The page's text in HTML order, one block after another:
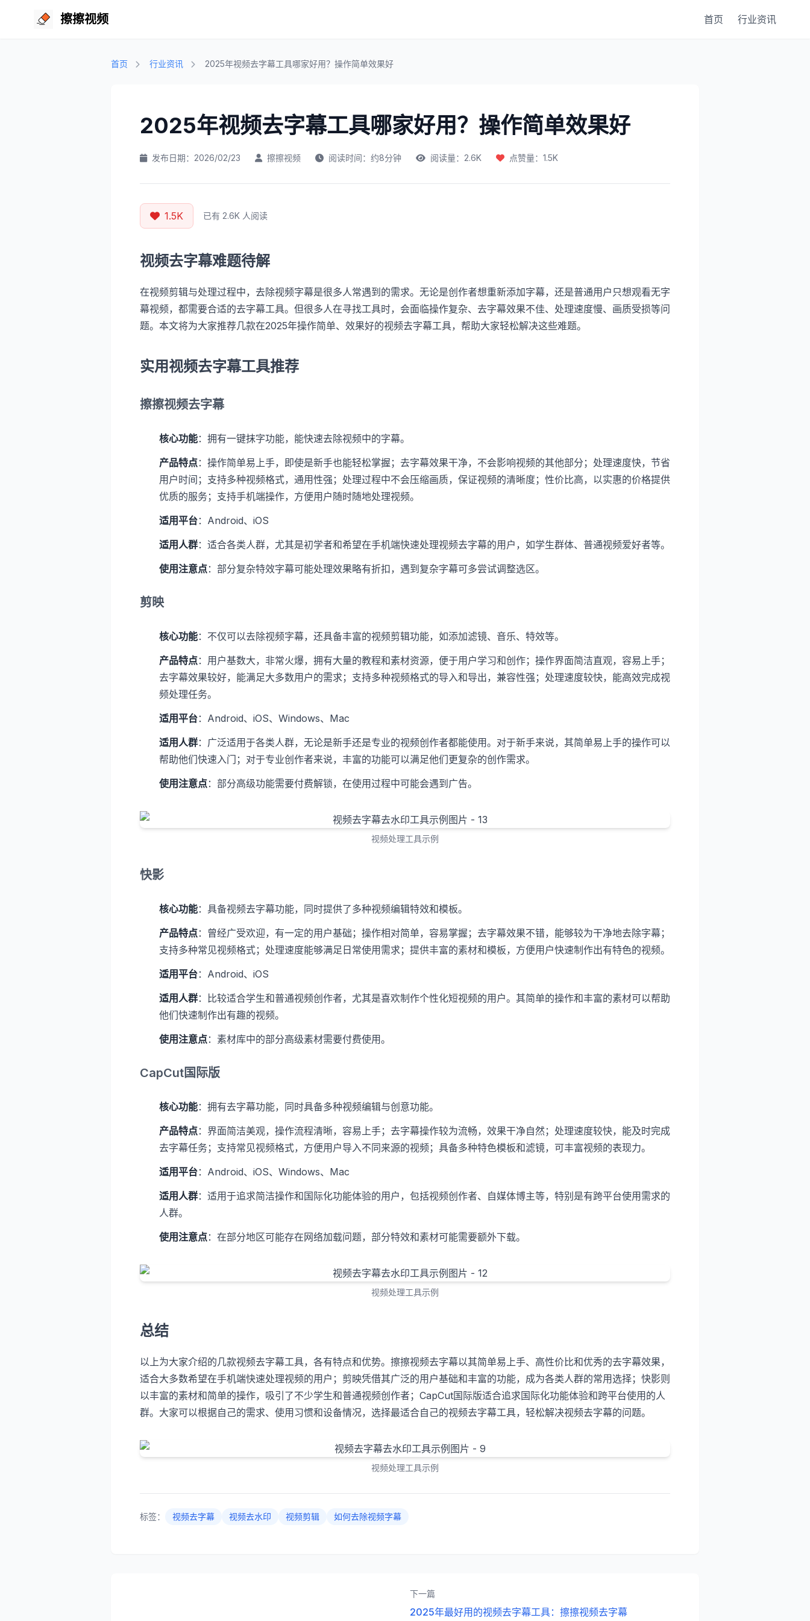
擦擦视频 首页 行业资讯
首页 行业资讯 2025年视频去字幕工具哪家好用？操作简单效果好
2025年视频去字幕工具哪家好用？操作简单效果好
发布日期：2026/02/23 擦擦视频 阅读时间：约8分钟 阅读量：2.6K 点赞量：1.5K
1.5K 已有 2.6K 人阅读
视频去字幕难题待解
在视频剪辑与处理过程中，去除视频字幕是很多人常遇到的需求。无论是创作者想重新添加字幕，还是普通用户只想观看无字
幕视频，都需要合适的去字幕工具。但很多人在寻找工具时，会面临操作复杂、去字幕效果不佳、处理速度慢、画质受损等问
题。本文将为大家推荐几款在2025年操作简单、效果好的视频去字幕工具，帮助大家轻松解决这些难题。
实用视频去字幕工具推荐
擦擦视频去字幕
核心功能：拥有一键抹字功能，能快速去除视频中的字幕。
产品特点：操作简单易上手，即使是新手也能轻松掌握；去字幕效果干净，不会影响视频的其他部分；处理速度快，节省
用户时间；支持多种视频格式，通用性强；处理过程中不会压缩画质，保证视频的清晰度；性价比高，以实惠的价格提供
优质的服务；支持手机端操作，方便用户随时随地处理视频。
适用平台：Android、iOS
适用人群：适合各类人群，尤其是初学者和希望在手机端快速处理视频去字幕的用户，如学生群体、普通视频爱好者等。
使用注意点：部分复杂特效字幕可能处理效果略有折扣，遇到复杂字幕可多尝试调整选区。
剪映
核心功能：不仅可以去除视频字幕，还具备丰富的视频剪辑功能，如添加滤镜、音乐、特效等。
产品特点：用户基数大，非常火爆，拥有大量的教程和素材资源，便于用户学习和创作；操作界面简洁直观，容易上手；
去字幕效果较好，能满足大多数用户的需求；支持多种视频格式的导入和导出，兼容性强；处理速度较快，能高效完成视
频处理任务。
适用平台：Android、iOS、Windows、Mac
适用人群：广泛适用于各类人群，无论是新手还是专业的视频创作者都能使用。对于新手来说，其简单易上手的操作可以
帮助他们快速入门；对于专业创作者来说，丰富的功能可以满足他们更复杂的创作需求。
使用注意点：部分高级功能需要付费解锁，在使用过程中可能会遇到广告。
视频处理工具示例
快影
核心功能：具备视频去字幕功能，同时提供了多种视频编辑特效和模板。
产品特点：曾经广受欢迎，有一定的用户基础；操作相对简单，容易掌握；去字幕效果不错，能够较为干净地去除字幕；
支持多种常见视频格式；处理速度能够满足日常使用需求；提供丰富的素材和模板，方便用户快速制作出有特色的视频。
适用平台：Android、iOS
适用人群：比较适合学生和普通视频创作者，尤其是喜欢制作个性化短视频的用户。其简单的操作和丰富的素材可以帮助
他们快速制作出有趣的视频。
使用注意点：素材库中的部分高级素材需要付费使用。
CapCut国际版
核心功能：拥有去字幕功能，同时具备多种视频编辑与创意功能。
产品特点：界面简洁美观，操作流程清晰，容易上手；去字幕操作较为流畅，效果干净自然；处理速度较快，能及时完成
去字幕任务；支持常见视频格式，方便用户导入不同来源的视频；具备多种特色模板和滤镜，可丰富视频的表现力。
适用平台：Android、iOS、Windows、Mac
适用人群：适用于追求简洁操作和国际化功能体验的用户，包括视频创作者、自媒体博主等，特别是有跨平台使用需求的
人群。
使用注意点：在部分地区可能存在网络加载问题，部分特效和素材可能需要额外下载。
视频处理工具示例
总结
以上为大家介绍的几款视频去字幕工具，各有特点和优势。擦擦视频去字幕以其简单易上手、高性价比和优秀的去字幕效果，
适合大多数希望在手机端快速处理视频的用户；剪映凭借其广泛的用户基础和丰富的功能，成为各类人群的常用选择；快影则
以丰富的素材和简单的操作，吸引了不少学生和普通视频创作者；CapCut国际版适合追求国际化功能体验和跨平台使用的人
群。大家可以根据自己的需求、使用习惯和设备情况，选择最适合自己的视频去字幕工具，轻松解决视频去字幕的问题。
视频处理工具示例
标签： 视频去字幕 视频去水印 视频剪辑 如何去除视频字幕
下一篇
2025年最好用的视频去字幕工具：擦擦视频去字幕